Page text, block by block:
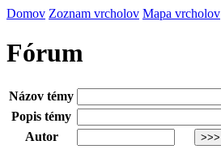
Domov Zoznam vrcholov Mapa vrcholov
Fórum
Názov témy
Popis témy
Autor